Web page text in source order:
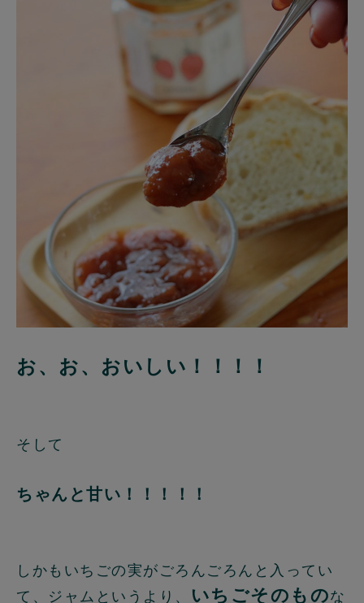
お、お、おいしい！！！！
そして
ちゃんと甘い！！！！！
しかもいちごの実がごろんごろんと入ってい
て、ジャムというより、
いちごそのものな